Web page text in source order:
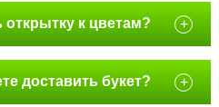
к цветам? +
доставить букет? +